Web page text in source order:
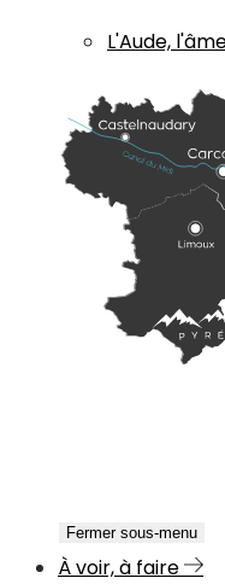
L'Aude,
Fermer sous-menu
À voir, à faire